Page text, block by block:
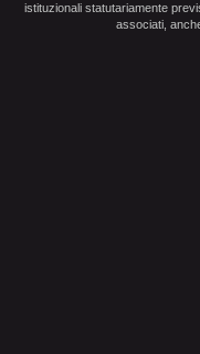
istituzionali statutariamente
associati,